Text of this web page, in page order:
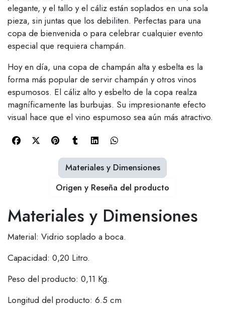
elegante, y el tallo y el cáliz están soplados en una sola
pieza, sin juntas que los debiliten. Perfectas para una
copa de bienvenida o para celebrar cualquier evento
especial que requiera champán.
Hoy en día, una copa de champán alta y esbelta es la
forma más popular de servir champán y otros vinos
espumosos. El cáliz alto y esbelto de la copa realza
magníficamente las burbujas. Su impresionante efecto
visual hace que el vino espumoso sea aún más atractivo.
Materiales y Dimensiones
Material: Vidrio soplado a boca.
Capacidad: 0,20 Litro.
Peso del producto: 0,11 Kg.
Longitud del producto: 6.5 cm
Materiales y Dimensiones
Origen y Reseña del producto